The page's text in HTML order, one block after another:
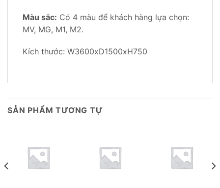
Màu sắc: Có 4 màu để khách hàng lựa chọn:
MV, MG, M1, M2.
Kích thước: W3600xD1500xH750
SẢN PHẨM TƯƠNG TỰ